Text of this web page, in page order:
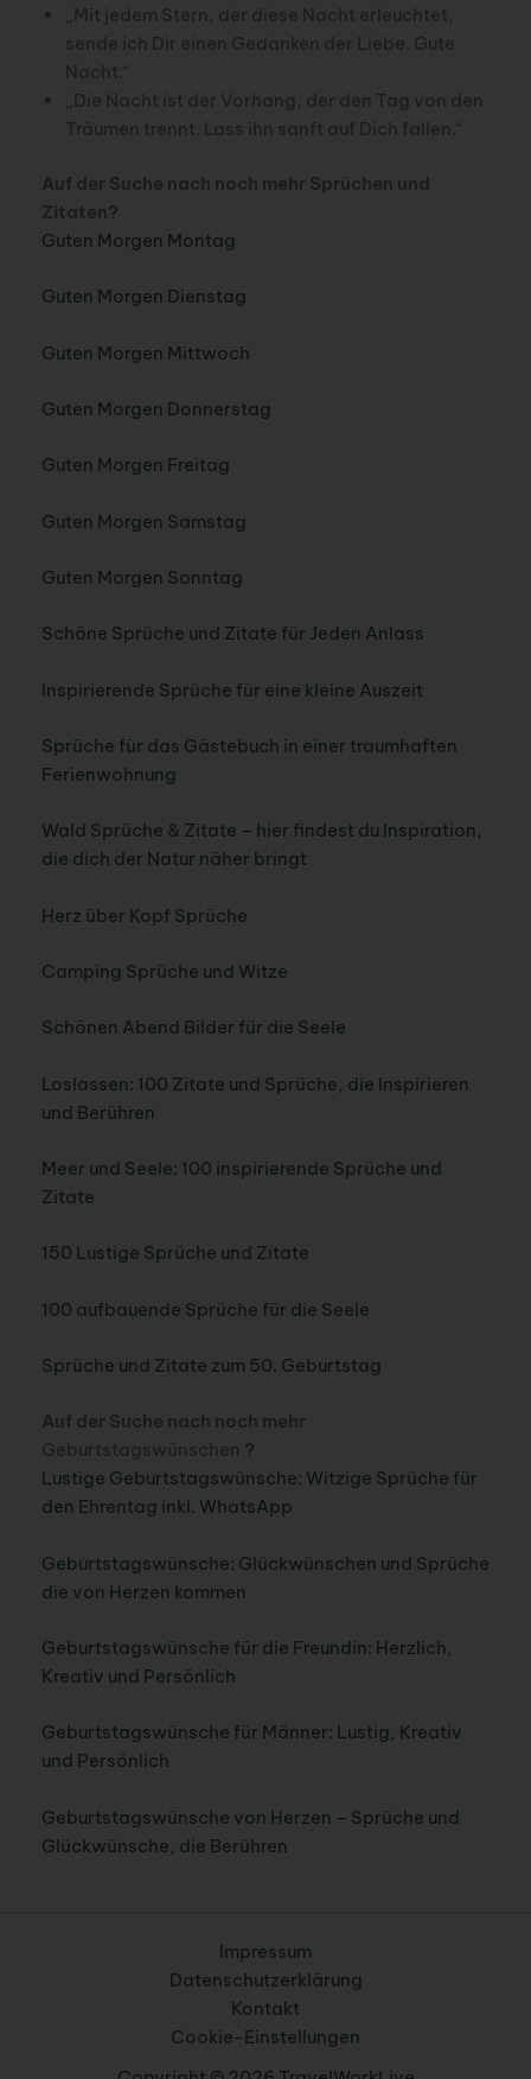
„Mit jedem Stern, der diese Nacht erleuchtet,
sende ich Dir einen Gedanken der Liebe. Gute
Nacht.“
„Die Nacht ist der Vorhang, der den Tag von den
Träumen trennt. Lass ihn sanft auf Dich fallen.“
Auf der Suche nach noch mehr Sprüchen und
Zitaten?
Guten Morgen Montag
Guten Morgen Dienstag
Guten Morgen Mittwoch
Guten Morgen Donnerstag
Guten Morgen Freitag
Guten Morgen Samstag
Guten Morgen Sonntag
Schöne Sprüche und Zitate für Jeden Anlass
Inspirierende Sprüche für eine kleine Auszeit
Sprüche für das Gästebuch in einer traumhaften
Ferienwohnung
Wald Sprüche & Zitate – hier findest du Inspiration,
die dich der Natur näher bringt
Herz über Kopf Sprüche
Camping Sprüche und Witze
Schönen Abend Bilder für die Seele
Loslassen: 100 Zitate und Sprüche, die Inspirieren
und Berühren
Meer und Seele: 100 inspirierende Sprüche und
Zitate
150 Lustige Sprüche und Zitate
100 aufbauende Sprüche für die Seele
Sprüche und Zitate zum 50. Geburtstag
Auf der Suche nach noch mehr
Geburtstagswünschen ?
Lustige Geburtstagswünsche: Witzige Sprüche für
den Ehrentag inkl. WhatsApp
Geburtstagswünsche: Glückwünschen und Sprüche
die von Herzen kommen
Geburtstagswünsche für die Freundin: Herzlich,
Kreativ und Persönlich
Geburtstagswünsche für Männer: Lustig, Kreativ
und Persönlich
Geburtstagswünsche von Herzen – Sprüche und
Glückwünsche, die Berühren
Impressum
Datenschutzerklärung
Kontakt
Cookie-Einstellungen